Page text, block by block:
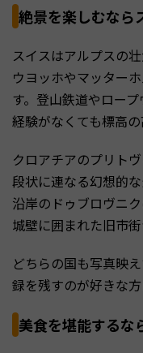
絶景を楽しむなら
スイスはアルプスの
ウヨッホやマッター
す。登山鉄道やロー
経験がなくても標高
クロアチアのプリト
段状に連なる幻想的
沿岸のドゥブロヴニ
城壁に囲まれた旧市
どちらの国も写真映
録を残すのが好きな方
美食を堪能するな